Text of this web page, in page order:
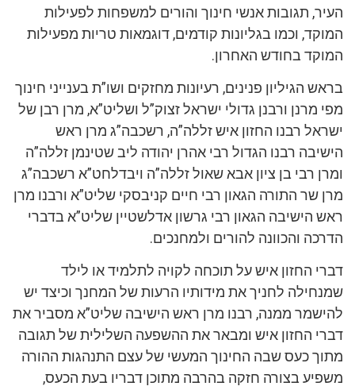
העיר, תגובות אנשי חינוך והורים למשפחות לפעילות
המוקד, וכמו בגליונות קודמים, דוגמאות טריות מפעילות
המוקד בחודש האחרון.
בראש הגיליון פנינים, רעיונות מחזקים ושו”ת בענייני חינוך
מפי מרנן ורבנן גדולי ישראל זצוק”ל ושליט”א, מרן רבן של
ישראל רבנו החזון איש זללה”ה, רשכבה”ג מרן ראש
הישיבה רבנו הגדול רבי אהרן יהודה ליב שטינמן זללה”ה
ומרן רבי בן ציון אבא שאול זללה”ה ויבדלחט”א רשכבה”ג
מרן שר התורה הגאון רבי חיים קניבסקי שליט”א ורבנו מרן
ראש הישיבה הגאון רבי גרשון אדלשטיין שליט”א בדברי
הדרכה והכוונה להורים ולמחנכים.
דברי החזון איש על תוכחה לקויה לתלמיד או לילד
שמנחילה לחניך את מידותיו הרעות של המחנך וכיצד יש
להישמר ממנה, רבנו מרן ראש הישיבה שליט”א מסביר את
דברי החזון איש ומבאר את ההשפעה השלילית של תגובה
מתוך כעס שבה החינוך המעשי של עצם התנהגות ההורה
משפיע בצורה חזקה בהרבה מתוכן דבריו בעת הכעס,